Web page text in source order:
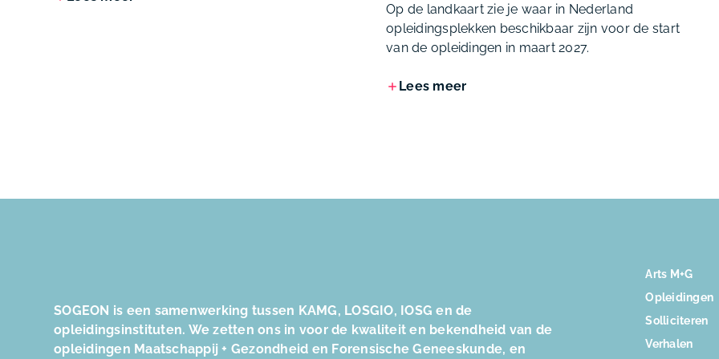
Op de landkaart zie je waar in Nederland
opleidingsplekken beschikbaar zijn voor de start
van de opleidingen in maart 2027.
Lees meer
SOGEON is een samenwerking tussen KAMG, LOSGIO, IOSG en de
opleidingsinstituten. We zetten ons in voor de kwaliteit en bekendheid van de
opleidingen Maatschappij + Gezondheid en Forensische Geneeskunde, en
Arts M+G
Opleidingen
Solliciteren
Verhalen